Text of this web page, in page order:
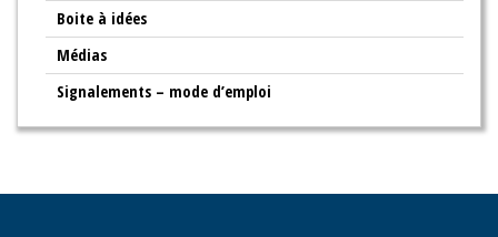
Boite à idées
Médias
Signalements – mode d’emploi